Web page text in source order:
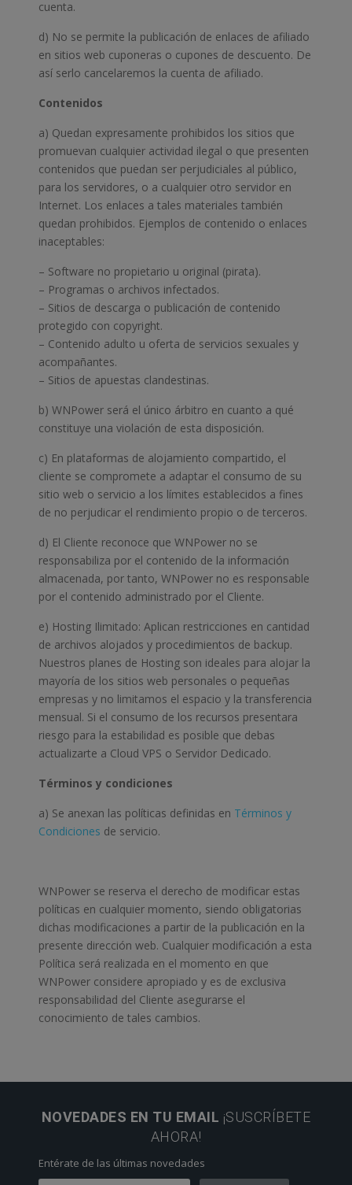
cuenta.
d) No se permite la publicación de enlaces de afiliado
en sitios web cuponeras o cupones de descuento. De
así serlo cancelaremos la cuenta de afiliado.
Contenidos
a) Quedan expresamente prohibidos los sitios que
promuevan cualquier actividad ilegal o que presenten
contenidos que puedan ser perjudiciales al público,
para los servidores, o a cualquier otro servidor en
Internet. Los enlaces a tales materiales también
quedan prohibidos. Ejemplos de contenido o enlaces
inaceptables:
– Software no propietario u original (pirata).
– Programas o archivos infectados.
– Sitios de descarga o publicación de contenido
protegido con copyright.
– Contenido adulto u oferta de servicios sexuales y
acompañantes.
– Sitios de apuestas clandestinas.
b) WNPower será el único árbitro en cuanto a qué
constituye una violación de esta disposición.
c) En plataformas de alojamiento compartido, el
cliente se compromete a adaptar el consumo de su
sitio web o servicio a los límites establecidos a fines
de no perjudicar el rendimiento propio o de terceros.
d) El Cliente reconoce que WNPower no se
responsabiliza por el contenido de la información
almacenada, por tanto, WNPower no es responsable
por el contenido administrado por el Cliente.
e) Hosting Ilimitado: Aplican restricciones en cantidad
de archivos alojados y procedimientos de backup.
Nuestros planes de Hosting son ideales para alojar la
mayoría de los sitios web personales o pequeñas
empresas y no limitamos el espacio y la transferencia
mensual. Si el consumo de los recursos presentara
riesgo para la estabilidad es posible que debas
actualizarte a Cloud VPS o Servidor Dedicado.
Términos y condiciones
a) Se anexan las políticas definidas en Términos y
Condiciones de servicio.
WNPower se reserva el derecho de modificar estas
políticas en cualquier momento, siendo obligatorias
dichas modificaciones a partir de la publicación en la
presente dirección web. Cualquier modificación a esta
Política será realizada en el momento en que
WNPower considere apropiado y es de exclusiva
responsabilidad del Cliente asegurarse el
conocimiento de tales cambios.
NOVEDADES EN TU EMAIL ¡SUSCRÍBETE
AHORA!
Entérate de las últimas novedades